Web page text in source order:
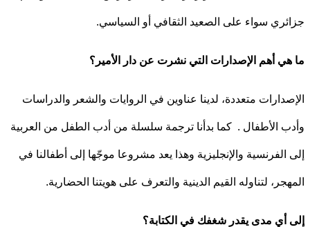
سواء على الصعيد الثقافي أو السياسي.
أهم الإصدارات التي نشرت عن دار الأمير؟
متعددة، لدينا عناوين في الروايات والشعر والدراسات
الأطفال . كما بدأنا ترجمة سلسلة من أدب الطفل من العربية
والإنجليزية وهذا يعد مشروعا موجّها إلى أطفالنا في
لتناوله القيم الدينية والتعرف على هويتنا الحضارية.
أي مدى يقدر شغفك في الكتابة؟